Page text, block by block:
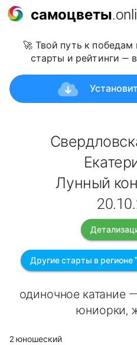
самоцветы
🚀 Твой путь к победам
старты и рейтинги —
Лунный
Другие старты в регионе
одиночное катание
юниорки,
2 юношеский